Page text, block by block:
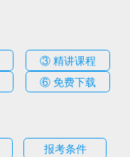
③ 精讲课程
⑥ 免费下载
报考条件